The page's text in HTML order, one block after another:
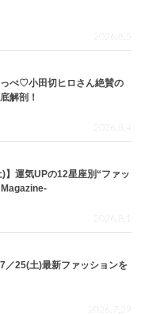
2026.8.5
ぺ♡小田切ヒロさん絶賛の
解剖！
2026.8.4
】運気UPの12星座別“ファッ
2026.8.1
／25(土)最新ファッションを
2026.7.29